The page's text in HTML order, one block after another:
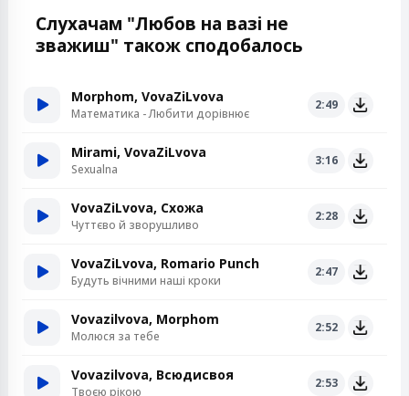
Слухачам "Любов на вазі не
зважиш" також сподобалось
Morphom, VovaZiLvova
Математика - Любити дорівнює
2:49
Mirami, VovaZiLvova
Sexualna
3:16
VovaZiLvova, Схожа
Чуттєво й зворушливо
2:28
VovaZiLvova, Romario Punch
Будуть вічними наші кроки
2:47
Vovazilvova, Morphom
Молюся за тебе
2:52
Vovazilvova, Всюдисвоя
Твоєю рікою
2:53